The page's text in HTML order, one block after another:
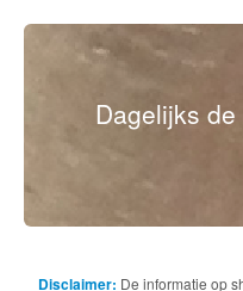
Dagelijks
Disclaimer: De informatie op